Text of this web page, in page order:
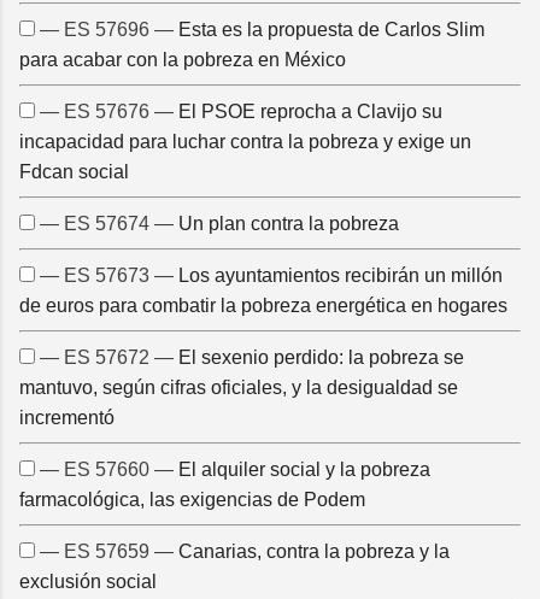
— ES 57696 — Esta es la propuesta de Carlos Slim
para acabar con la pobreza en México
— ES 57676 — El PSOE reprocha a Clavijo su
incapacidad para luchar contra la pobreza y exige un
Fdcan social
— ES 57674 — Un plan contra la pobreza
— ES 57673 — Los ayuntamientos recibirán un millón
de euros para combatir la pobreza energética en hogares
— ES 57672 — El sexenio perdido: la pobreza se
mantuvo, según cifras oficiales, y la desigualdad se
incrementó
— ES 57660 — El alquiler social y la pobreza
farmacológica, las exigencias de Podem
— ES 57659 — Canarias, contra la pobreza y la
exclusión social